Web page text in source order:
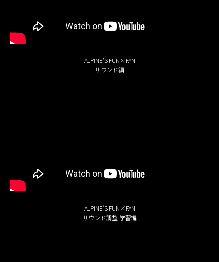
ALPINE’S FUN×FAN
サウンド編
ALPINE’S FUN×FAN
サウンド調整 学習編